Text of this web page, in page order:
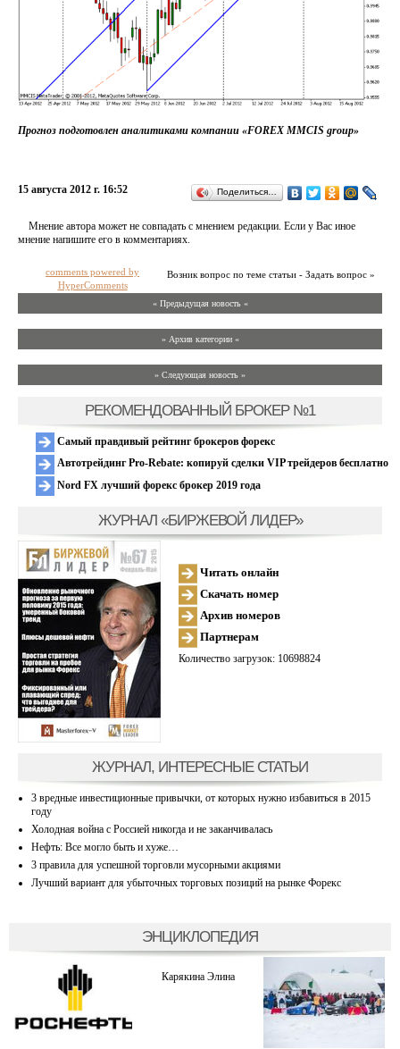
Прогноз подготовлен аналитиками компании «FOREX MMCIS group»
15 августа 2012 г. 16:52 Поделиться…
Мнение автора может не совпадать с мнением редакции. Если у Вас иное
мнение напишите его в комментариях.
Возник вопрос по теме статьи - Задать вопрос »
comments powered by
HyperComments
« Предыдущая новость «
» Архив категории «
» Следующая новость »
РЕКОМЕНДОВАННЫЙ БРОКЕР №1
Самый правдивый рейтинг брокеров форекс
Автотрейдинг Pro-Rebate: копируй сделки VIP трейдеров бесплатно
Nord FX лучший форекс брокер 2019 года
ЖУРНАЛ «БИРЖЕВОЙ ЛИДЕР»
Читать онлайн
Скачать номер
Архив номеров
Партнерам
Количество загрузок: 10698824
ЖУРНАЛ, ИНТЕРЕСНЫЕ СТАТЬИ
3 вредные инвестиционные привычки, от которых нужно избавиться в 2015
году
Холодная война с Россией никогда и не заканчивалась
Нефть: Все могло быть и хуже…
3 правила для успешной торговли мусорными акциями
Лучший вариант для убыточных торговых позиций на рынке Форекс
ЭНЦИКЛОПЕДИЯ
Карякина Элина